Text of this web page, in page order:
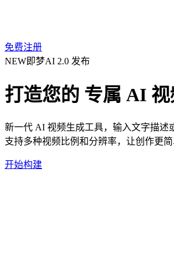
免费注册
NEW即梦AI 2.0 发布
打造您的 专属 AI 视
新一代 AI 视频生成工具，输入文字描述
支持多种视频比例和分辨率，让创作更
开始构建